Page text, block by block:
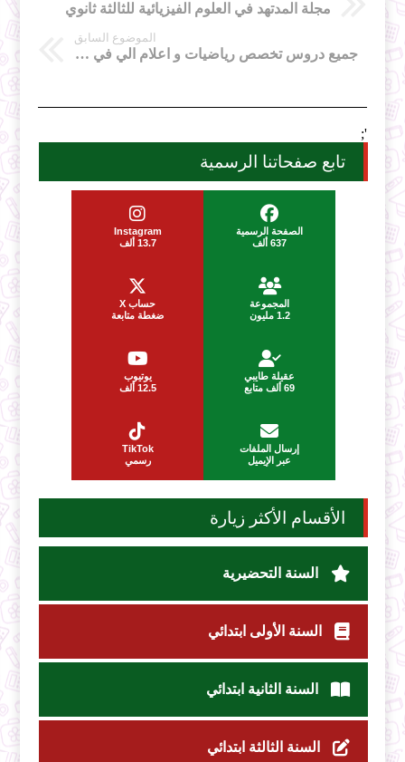
مجلة المدتهد في العلوم الفيزيائية للثالثة ثانوي
الموضوع السابق
جميع دروس تخصص رياضيات و اعلام الي في الجامعة MI
';
تابع صفحاتنا الرسمية
الصفحة الرسمية
637 ألف
Instagram
13.7 ألف
المجموعة
1.2 مليون
حساب X
ضغطة متابعة
عقيلة طايبي
69 ألف متابع
يوتيوب
12.5 ألف
إرسال الملفات
عبر الإيميل
TikTok
رسمي
الأقسام الأكثر زيارة
السنة التحضيرية
السنة الأولى ابتدائي
السنة الثانية ابتدائي
السنة الثالثة ابتدائي